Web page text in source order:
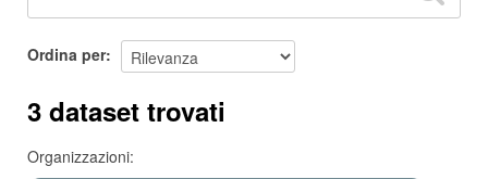
Ordina per
3 dataset trovati
Organizzazioni: